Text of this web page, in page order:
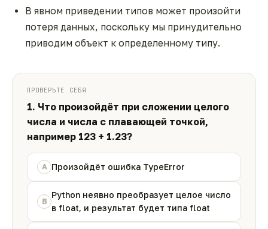
В явном приведении типов может произойти
потеря данных, поскольку мы принудительно
приводим объект к определенному типу.
ПРОВЕРЬТЕ СЕБЯ
1. Что произойдёт при сложении целого
числа и числа с плавающей точкой,
например 123 + 1.23?
A Произойдёт ошибка TypeError
B
Python неявно преобразует целое число
в float, и результат будет типа float